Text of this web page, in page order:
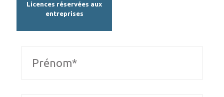
Licences réservées aux
entreprises